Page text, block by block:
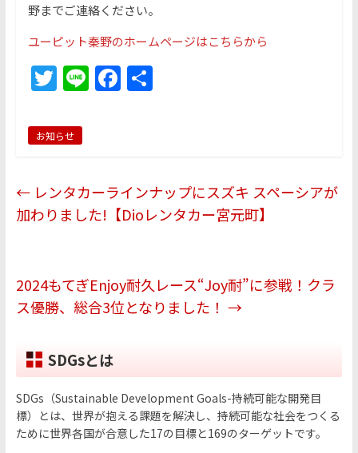
野までご連絡ください。
ユーピット秦野のホームページはこちらから
T
w
itt
er
Li
n
F
a
b
o
o
共
お知らせ
←レンタカーラインナップにスズキ スペーシアが
加わりました!【Dioレンタカー宮元町】
2024もてぎEnjoy耐久レース“Joy耐”に参戦！クラ
ス優勝、総合3位となりました！ →
SDGsとは
SDGs（Sustainable Development Goals-持続可能な開発目
標）とは、世界が抱える課題を解決し、持続可能な社会をつくる
ために世界各国が合意した17の目標と169のターゲットです。